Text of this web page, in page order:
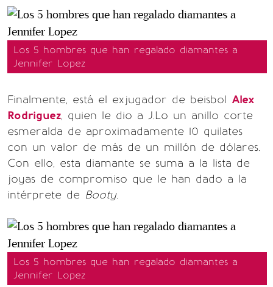
Los 5 hombres que han regalado diamantes a
Jennifer Lopez
Finalmente, está el exjugador de beisbol Alex
Rodriguez, quien le dio a J.Lo un anillo corte
esmeralda de aproximadamente 10 quilates
con un valor de más de un millón de dólares.
Con ello, esta diamante se suma a la lista de
joyas de compromiso que le han dado a la
intérprete de Booty.
Los 5 hombres que han regalado diamantes a
Jennifer Lopez